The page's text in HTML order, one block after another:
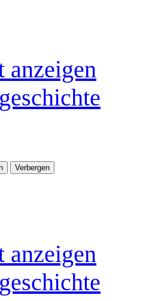
anzeigen
Verbergen
anzeigen